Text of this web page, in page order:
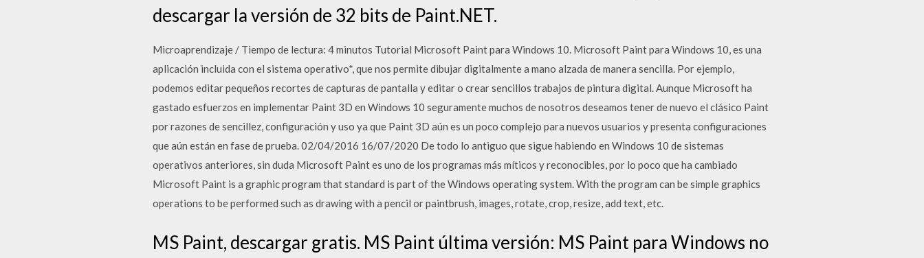
descargar la versión de 32 bits de Paint.NET.
Microaprendizaje / Tiempo de lectura: 4 minutos Tutorial Microsoft Paint para Windows 10. Microsoft Paint para Windows 10, es una
aplicación incluida con el sistema operativo*, que nos permite dibujar digitalmente a mano alzada de manera sencilla. Por ejemplo,
podemos editar pequeños recortes de capturas de pantalla y editar o crear sencillos trabajos de pintura digital. Aunque Microsoft ha
gastado esfuerzos en implementar Paint 3D en Windows 10 seguramente muchos de nosotros deseamos tener de nuevo el clásico Paint
por razones de sencillez, configuración y uso ya que Paint 3D aún es un poco complejo para nuevos usuarios y presenta configuraciones
que aún están en fase de prueba. 02/04/2016 16/07/2020 De todo lo antiguo que sigue habiendo en Windows 10 de sistemas
operativos anteriores, sin duda Microsoft Paint es uno de los programas más míticos y reconocibles, por lo poco que ha cambiado
Microsoft Paint is a graphic program that standard is part of the Windows operating system. With the program can be simple graphics
operations to be performed such as drawing with a pencil or paintbrush, images, rotate, crop, resize, add text, etc.
MS Paint, descargar gratis. MS Paint última versión: MS Paint para Windows no